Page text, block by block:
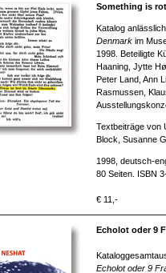
Something is
Katalog
Denmark im
1998. Beteiligte
Haaning, Jytte
Peter Land, Ann
Rasmussen,
Textbeiträge von
Block, Susanne
1998, deutsch-
80 Seiten. ISBN
€ 11,-
Echolot oder 9
Echolot oder 9